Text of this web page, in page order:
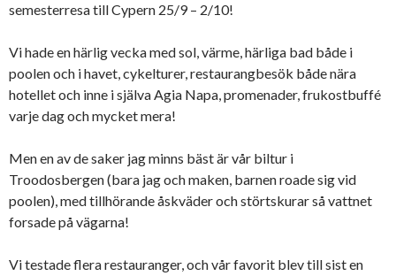
semesterresa till Cypern 25/9 – 2/10!
Vi hade en härlig vecka med sol, värme, härliga bad både i
poolen och i havet, cykelturer, restaurangbesök både nära
hotellet och inne i själva Agia Napa, promenader, frukostbuffé
varje dag och mycket mera!
Men en av de saker jag minns bäst är vår biltur i
Troodosbergen (bara jag och maken, barnen roade sig vid
poolen), med tillhörande åskväder och störtskurar så vattnet
forsade på vägarna!
Vi testade flera restauranger, och vår favorit blev till sist en